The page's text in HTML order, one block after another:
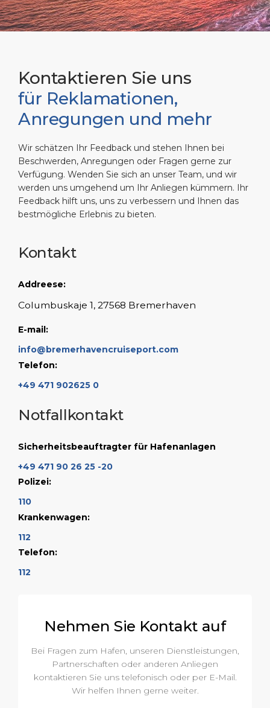
Shopping & Essen
Hafenstatistiken
Karriere
HAFEN
DESTINATION
Kontaktieren Sie uns
für Reklamationen,
Anregungen und mehr
Wir schätzen Ihr Feedback und stehen Ihnen bei
Beschwerden, Anregungen oder Fragen gerne zur
Verfügung. Wenden Sie sich an unser Team, und wir
werden uns umgehend um Ihr Anliegen kümmern. Ihr
Feedback hilft uns, uns zu verbessern und Ihnen das
bestmögliche Erlebnis zu bieten.
Kontakt
Addreese:
Columbuskaje 1, 27568 Bremerhaven
E-mail:
info@bremerhavencruiseport.com
Telefon:
+49 471 902625 0
Notfallkontakt
Sicherheitsbeauftragter für Hafenanlagen
+49 471 90 26 25 -20
Polizei:
110
Krankenwagen:
112
Telefon:
112
Nehmen Sie Kontakt auf
Bei Fragen zum Hafen, unseren Dienstleistungen,
Partnerschaften oder anderen Anliegen
kontaktieren Sie uns telefonisch oder per E-Mail.
Wir helfen Ihnen gerne weiter.